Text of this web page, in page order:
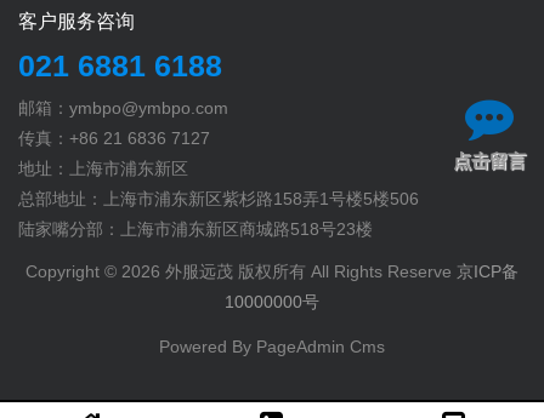
客户服务咨询
021 6881 6188
邮箱：ymbpo@ymbpo.com
传真：+86 21 6836 7127
地址：上海市浦东新区
总部地址：上海市浦东新区紫杉路158弄1号楼5楼506
陆家嘴分部：上海市浦东新区商城路518号23楼
Copyright © 2026 外服远茂 版权所有 All Rights Reserve 京ICP备
10000000号
Powered By PageAdmin Cms
点击留言